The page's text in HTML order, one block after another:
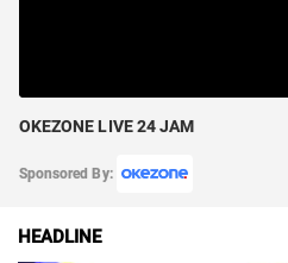
OKEZONE LIVE 24 JAM
Sponsored By:
HEADLINE